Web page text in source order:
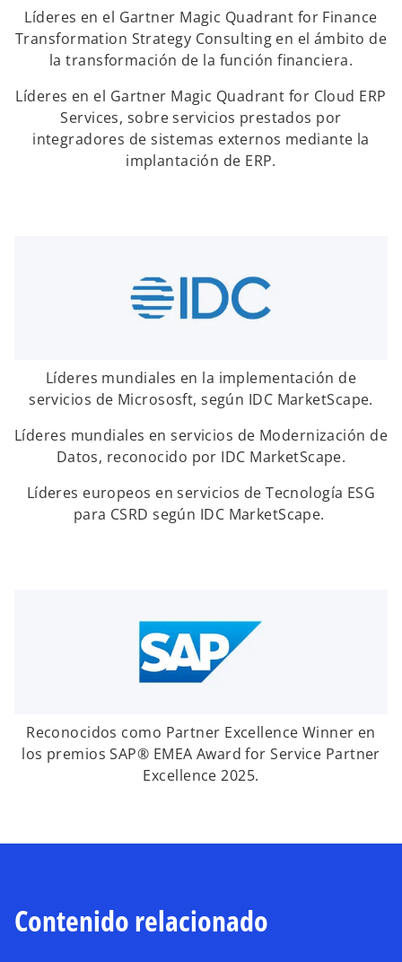
Líderes en el Gartner Magic Quadrant for Finance
Transformation Strategy Consulting en el ámbito de
la transformación de la función financiera.
Líderes en el Gartner Magic Quadrant for Cloud ERP
Services, sobre servicios prestados por
integradores de sistemas externos mediante la
implantación de ERP.
Líderes mundiales en la implementación de
servicios de Micrososft, según IDC MarketScape.
Líderes mundiales en servicios de Modernización de
Datos, reconocido por IDC MarketScape.
Líderes europeos en servicios de Tecnología ESG
para CSRD según IDC MarketScape.
Reconocidos como Partner Excellence Winner en
los premios SAP® EMEA Award for Service Partner
Excellence 2025.
Contenido relacionado